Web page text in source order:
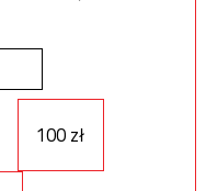
100 zł